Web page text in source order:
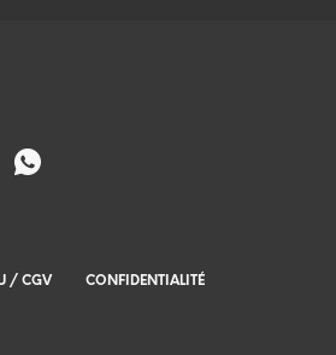
/ CGV CONFIDENTIALITÉ